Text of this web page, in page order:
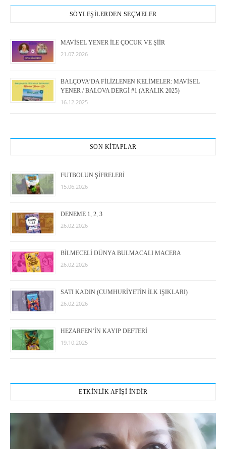
SÖYLEŞİLERDEN SEÇMELER
MAVİSEL YENER İLE ÇOCUK VE ŞİİR
21.07.2026
BALÇOVA’DA FİLİZLENEN KELİMELER: MAVİSEL
YENER / BALOVA DERGİ #1 (ARALIK 2025)
16.12.2025
SON KİTAPLAR
FUTBOLUN ŞİFRELERİ
15.06.2026
DENEME 1, 2, 3
26.02.2026
BİLMECELİ DÜNYA BULMACALI MACERA
26.02.2026
SATI KADIN (CUMHURİYETİN İLK IŞIKLARI)
26.02.2026
HEZARFEN’İN KAYIP DEFTERİ
19.10.2025
ETKİNLİK AFİŞİ İNDİR